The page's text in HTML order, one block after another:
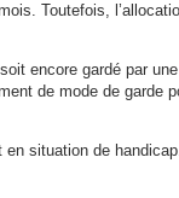
Toutefois,
encore gardé par une
de mode de garde
situation de